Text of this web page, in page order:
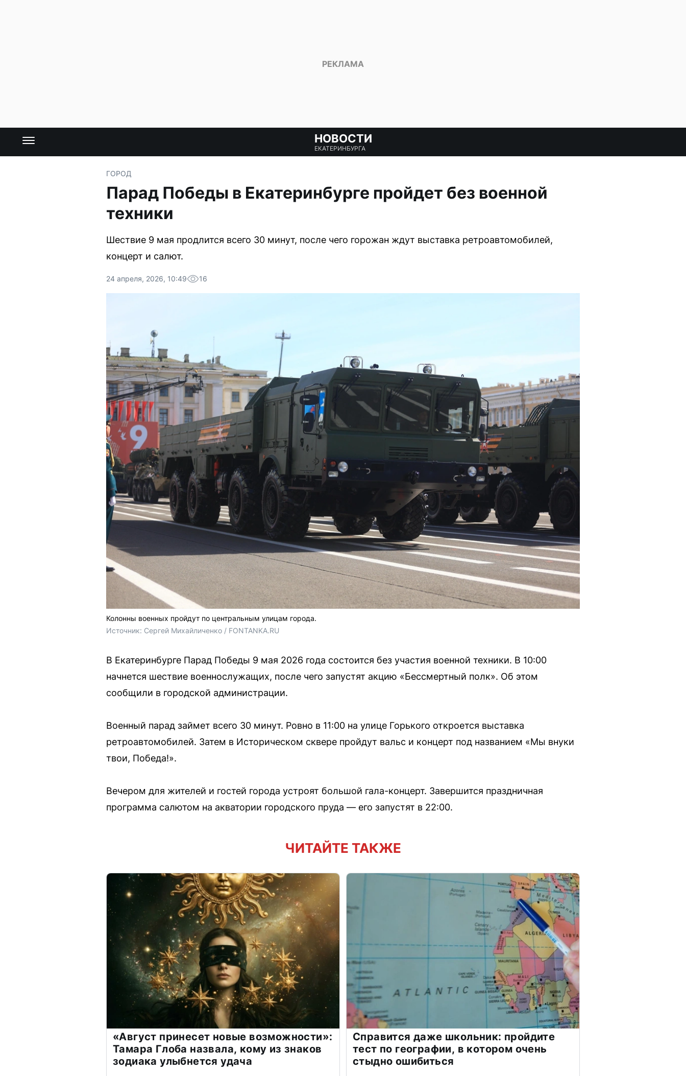
НОВОСТИ
ЕКАТЕРИНБУРГА
ГОРОД
Парад Победы в Екатеринбурге пройдет без военной
техники
Шествие 9 мая продлится всего 30 минут, после чего горожан ждут выставка ретроавтомобилей,
концерт и салют.
24 апреля, 2026, 10:49 16
Колонны военных пройдут по центральным улицам города.
Источник: Сергей Михайличенко / FONTANKA.RU
В Екатеринбурге Парад Победы 9 мая 2026 года состоится без участия военной техники. В 10:00
начнется шествие военнослужащих, после чего запустят акцию «Бессмертный полк». Об этом
сообщили в городской администрации.
Военный парад займет всего 30 минут. Ровно в 11:00 на улице Горького откроется выставка
ретроавтомобилей. Затем в Историческом сквере пройдут вальс и концерт под названием «Мы внуки
твои, Победа!».
Вечером для жителей и гостей города устроят большой гала-концерт. Завершится праздничная
программа салютом на акватории городского пруда — его запустят в 22:00.
ЧИТАЙТЕ ТАКЖЕ
«Август принесет новые возможности»:
Тамара Глоба назвала, кому из знаков
зодиака улыбнется удача
Справится даже школьник: пройдите
тест по географии, в котором очень
стыдно ошибиться